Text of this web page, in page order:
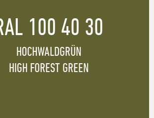
100 40 30
HOCHWALDGRÜN
HIGH FOREST GREEN